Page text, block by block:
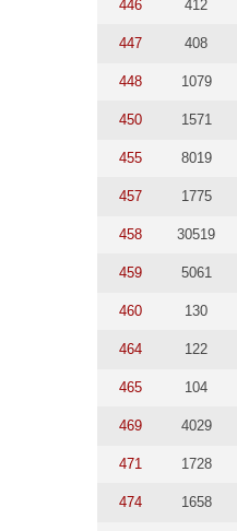
446 412
447 408
448 1079
450 1571
455 8019
457 1775
458 30519
459 5061
460 130
464 122
465 104
469 4029
471 1728
474 1658